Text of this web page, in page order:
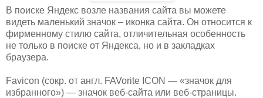
В поиске Яндекс возле названия сайта вы можете
видеть маленький значок – иконка сайта. Он относится к
фирменному стилю сайта, отличительная особенность
не только в поиске от Яндекса, но и в закладках
браузера.
Favicon (сокр. от англ. FAVorite ICON — «значок для
избранного») — значок веб-сайта или веб-страницы.